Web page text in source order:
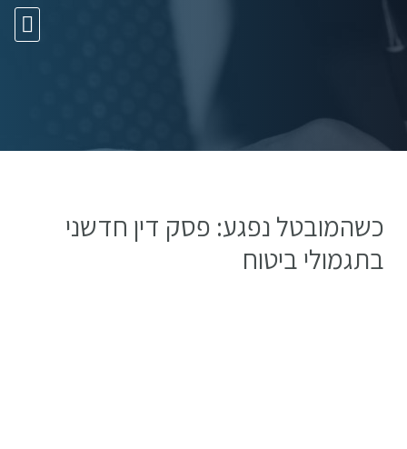
כשהמובטל נפגע: פסק דין חדשני
בתגמולי ביטוח